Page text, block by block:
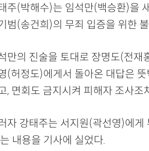
주(박해수)는 임석만(백승환)을
범(송건희)의 무죄 입증을 위한
만의 진술을 토대로 장명도(전재
(허정도)에게서 돌아온 대답은
, 면회도 금지시켜 피해자 조사조
자 강태주는 서지원(곽선영)에게
는 내용을 기사에 실었다.